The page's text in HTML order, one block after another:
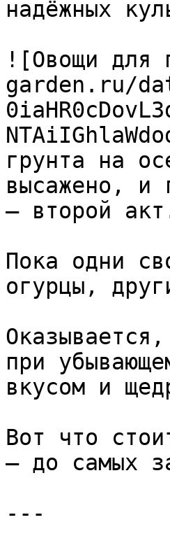
надёжных
![Овощи для
garden.ru/
грунта на
высажено, и
— второй
Пока одни
огурцы,
при
вкусом и
Вот что
— до самых
---